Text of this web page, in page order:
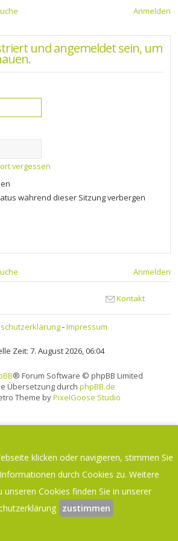
Anmelden
und angemeldet sein, um
vergessen
während dieser Sitzung verbergen
Anmelden
Kontakt
-Impressum
Zeit: 7. August 2026, 06:04
® Forum Software © phpBB Limited
Übersetzung durch phpBB.de
Theme byPixelGoose Studio
klicken oder navigieren, stimmen Sie
durch Cookies zu. Weitere
Cookies finden Sie in unserer
zustimmen